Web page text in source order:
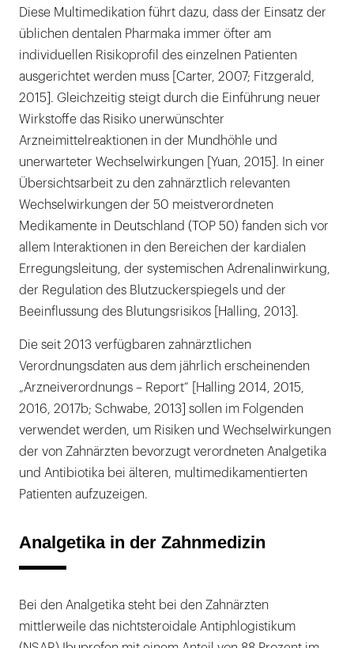
Diese Multimedikation führt dazu, dass der Einsatz der
üblichen dentalen Pharmaka immer öfter am
individuellen Risikoprofil des einzelnen Patienten
ausgerichtet werden muss [Carter, 2007; Fitzgerald,
2015]. Gleichzeitig steigt durch die Einführung neuer
Wirkstoffe das Risiko unerwünschter
Arzneimittelreaktionen in der Mundhöhle und
unerwarteter Wechselwirkungen [Yuan, 2015]. In einer
Übersichtsarbeit zu den zahnärztlich relevanten
Wechselwirkungen der 50 meistverordneten
Medikamente in Deutschland (TOP 50) fanden sich vor
allem Interaktionen in den Bereichen der kardialen
Erregungsleitung, der systemischen Adrenalinwirkung,
der Regulation des Blutzuckerspiegels und der
Beeinflussung des Blutungsrisikos [Halling, 2013].
Die seit 2013 verfügbaren zahnärztlichen
Verordnungsdaten aus dem jährlich erscheinenden
„Arzneiverordnungs – Report“ [Halling 2014, 2015,
2016, 2017b; Schwabe, 2013] sollen im Folgenden
verwendet werden, um Risiken und Wechselwirkungen
der von Zahnärzten bevorzugt verordneten Analgetika
und Antibiotika bei älteren, multimedikamentierten
Patienten aufzuzeigen.
Analgetika in der Zahnmedizin
Bei den Analgetika steht bei den Zahnärzten
mittlerweile das nichtsteroidale Antiphlogistikum